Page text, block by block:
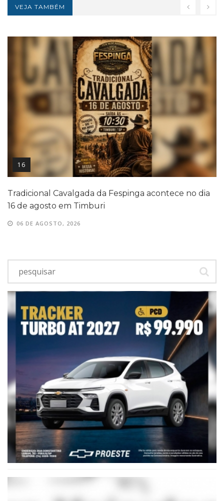
VEJA TAMBÉM
16
Tradicional Cavalgada da Fespinga acontece no dia
16 de agosto em Timburi
06 DE AGOSTO, 2026